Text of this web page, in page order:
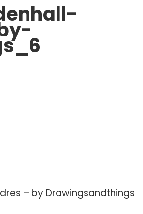
– by Drawingsandthings